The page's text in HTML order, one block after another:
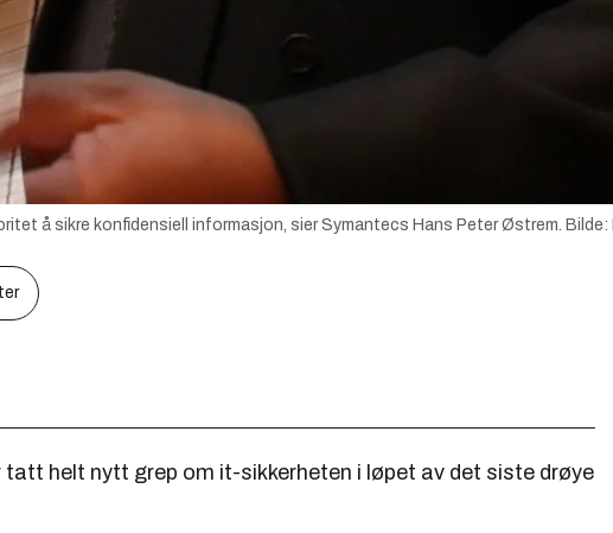
å sikre konfidensiell informasjon, sier Symantecs Hans Peter Østrem. Bilde:
tatt helt nytt grep om it-sikkerheten i løpet av det siste drøye